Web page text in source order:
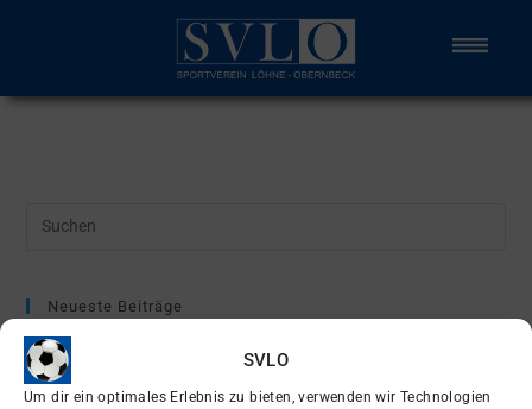
SVLO
Um dir ein optimales Erlebnis zu bieten, verwenden wir Technologien
Neueste Beiträge
A-Jugend im neuen Gewand
Enges Spiel verloren